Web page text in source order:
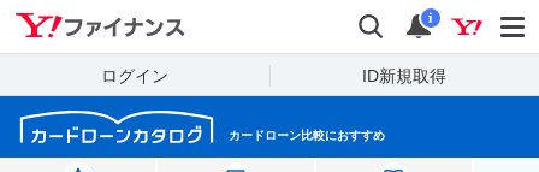
Yahoo!ファイナンス
検索 通知
i
ログイン ID新規取得
カードローン比較におすすめ